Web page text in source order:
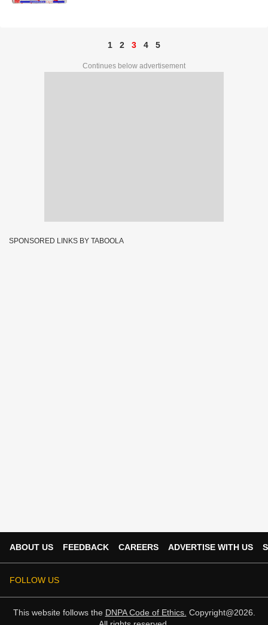
1 2 3 4 5
Continues below advertisement
SPONSORED LINKS BY TABOOLA
ABOUT US FEEDBACK CAREERS ADVERTISE WITH US
FOLLOW US
This website follows the DNPA Code of Ethics. Copyright@2026.